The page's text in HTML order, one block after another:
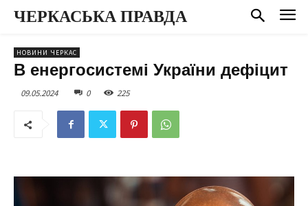
ЧЕРКАСЬКА ПРАВДА
НОВИНИ ЧЕРКАС
В енергосистемі України дефіцит
09.05.2024 0 225